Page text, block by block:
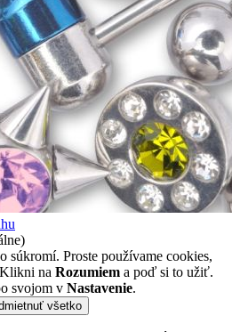
súkromí. Proste používame cookies,
na Rozumiem a poď si to užiť.
svojom v Nastavenie.
všetko